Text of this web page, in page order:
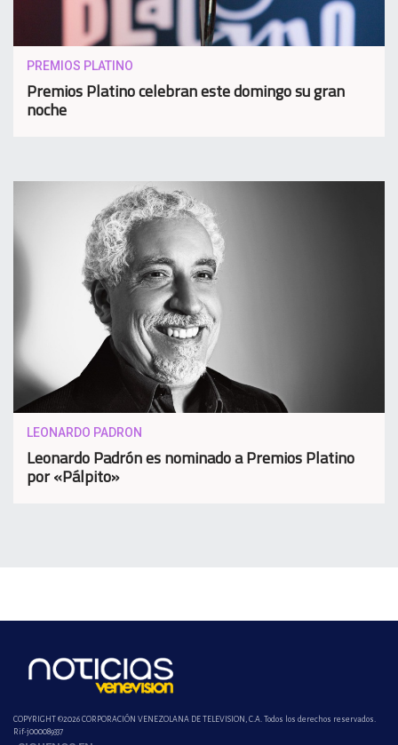
PREMIOS PLATINO
Premios Platino celebran este domingo su gran
noche
LEONARDO PADRON
Leonardo Padrón es nominado a Premios Platino
por «Pálpito»
COPYRIGHT ©2026 CORPORACIÓN VENEZOLANA DE TELEVISION, C.A. Todos los derechos reservados.
Rif-j000089337